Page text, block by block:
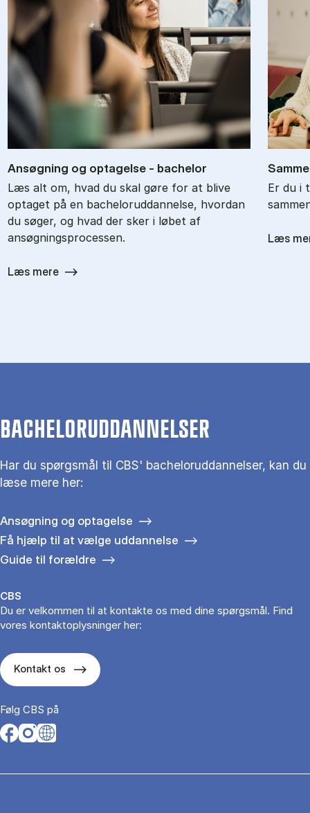
An­søg­ning og op­ta­gel­se - ba­chel­or
Læs alt om, hvad du skal gøre for at blive
optaget på en bacheloruddannelse, hvordan
du søger, og hvad der sker i løbet af
ansøgningsprocessen.
Læs mere
Er du i
Læs
BACHELORUDDANNELSER
Har du spørgsmål til CBS' bacheloruddannelser, kan du
læse mere her:
Ansøgning og optagelse
Få hjælp til at vælge uddannelse
Guide til forældre
CBS
Du er velkommen til at kontakte os med dine spørgsmål. Find
vores kontaktoplysninger her:
Kontakt os
Følg CBS på
Opens in a new tab
Opens in a new tab
Opens in a new tab